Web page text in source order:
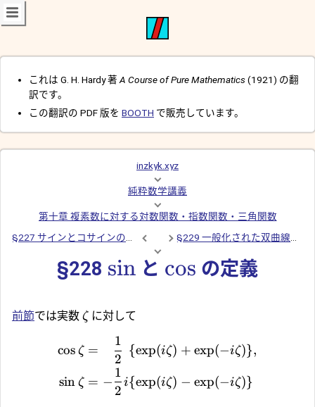
これは G. H. Hardy 著 A Course of Pure Mathematics(1921) の翻
訳です。
この翻訳の PDF 版を BOOTH で販売しています。
inzkyk.xyz
純粋数学講義
第十章 複素数に対する対数関数・指数関数・三角関数
§228 sin と cos の定義
前節では実数 ζ に対して
cos ζ
sin ζ
=
= −
2
1
2
1
i
{exp(iζ) + exp(−iζ)},
{exp(iζ) − exp(−iζ)}